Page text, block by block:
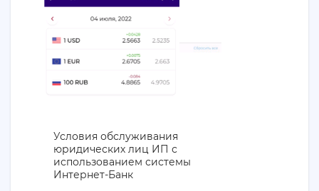
Условия обслуживания
юридических лиц ИП с
использованием системы
Интернет-Банк